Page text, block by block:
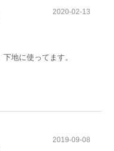
2020-02-13
地に使ってます。
2019-09-08